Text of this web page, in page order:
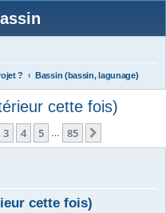
? Bassin (bassin, lagunage)
cette fois)
85
3 4 5 85
cette fois)